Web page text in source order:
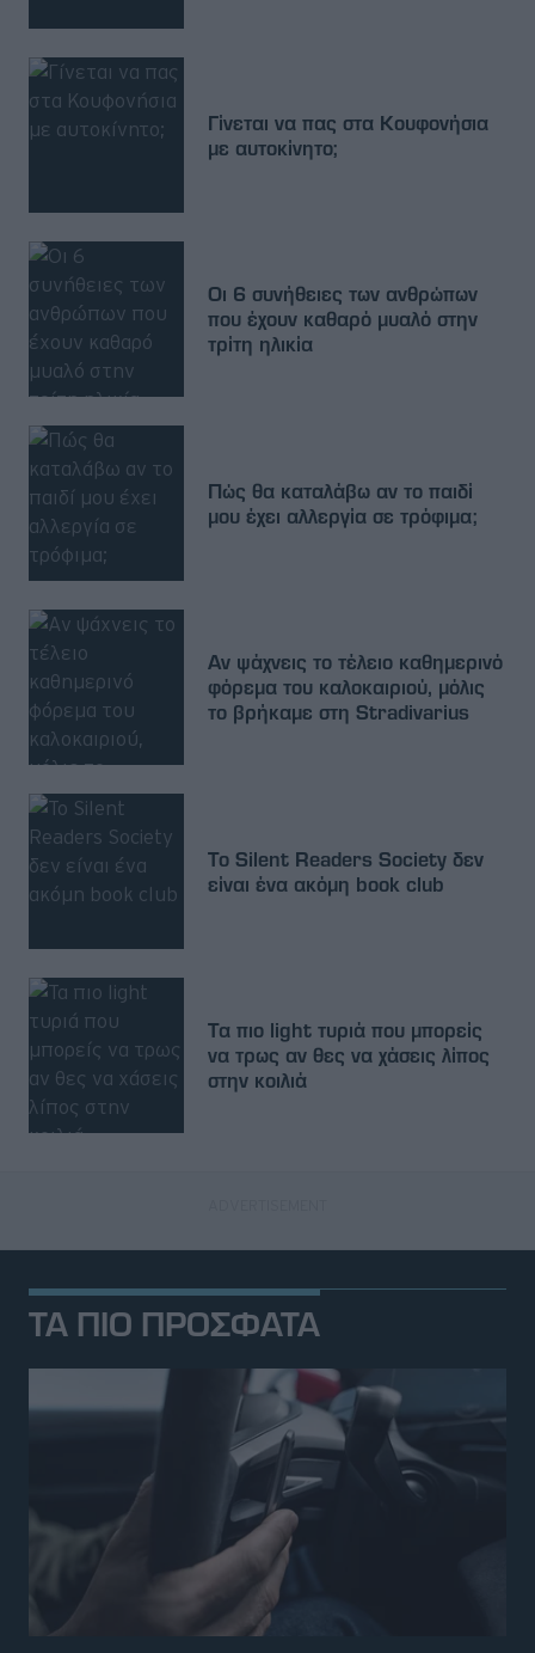
Γίνεται να πας στα Κουφονήσια
με αυτοκίνητο;
Οι 6 συνήθειες των ανθρώπων
που έχουν καθαρό μυαλό στην
τρίτη ηλικία
Πώς θα καταλάβω αν το παιδί
μου έχει αλλεργία σε τρόφιμα;
Αν ψάχνεις το τέλειο καθημερινό
φόρεμα του καλοκαιριού, μόλις
το βρήκαμε στη Stradivarius
Το Silent Readers Society δεν
είναι ένα ακόμη book club
Τα πιο light τυριά που μπορείς
να τρως αν θες να χάσεις λίπος
στην κοιλιά
ΤΑ ΠΙΟ ΠΡΟΣΦΑΤΑ